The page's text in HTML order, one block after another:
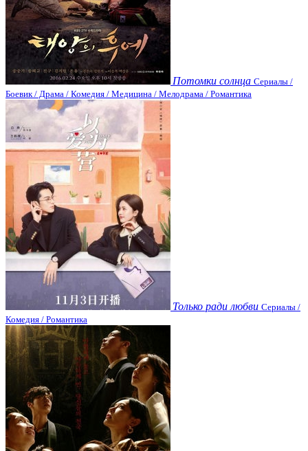
Потомки солнца Сериалы /
Боевик / Драма / Комедия / Медицина / Мелодрама / Романтика
Только ради любви Сериалы /
Комедия / Романтика